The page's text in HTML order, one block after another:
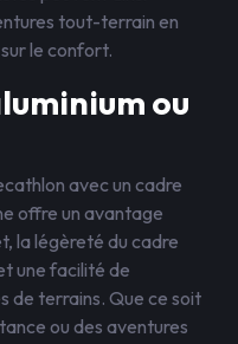
tout-terrain en
le confort.
ou
avec un cadre
offre un avantage
la légèreté du cadre
une facilité de
de terrains. Que ce soit
ou des aventures